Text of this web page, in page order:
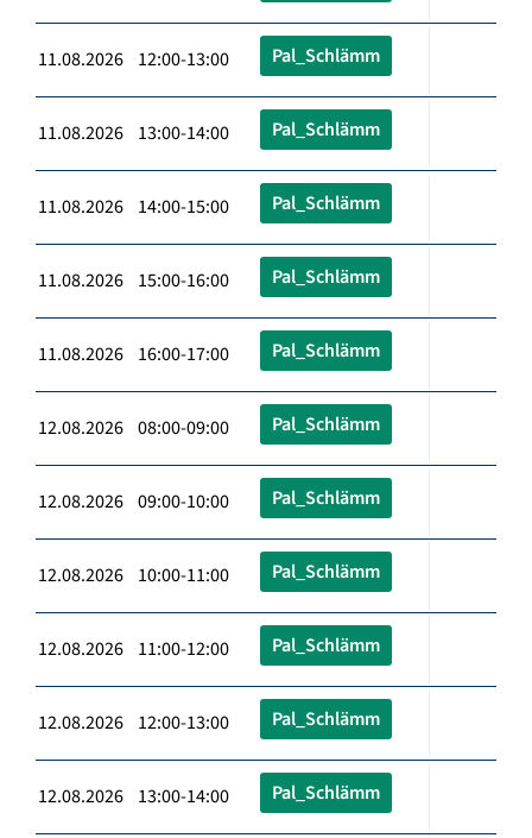
11.08.2026 12:00-13:00 Pal_Schlämm
11.08.2026 13:00-14:00 Pal_Schlämm
11.08.2026 14:00-15:00 Pal_Schlämm
11.08.2026 15:00-16:00 Pal_Schlämm
11.08.2026 16:00-17:00 Pal_Schlämm
12.08.2026 08:00-09:00 Pal_Schlämm
12.08.2026 09:00-10:00 Pal_Schlämm
12.08.2026 10:00-11:00 Pal_Schlämm
12.08.2026 11:00-12:00 Pal_Schlämm
12.08.2026 12:00-13:00 Pal_Schlämm
12.08.2026 13:00-14:00 Pal_Schlämm